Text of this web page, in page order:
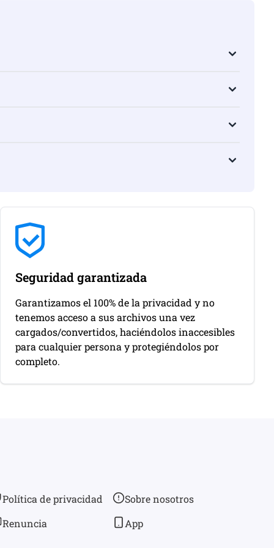
Seguridad garantizada
Garantizamos el 100% de la privacidad y no
tenemos acceso a sus archivos una vez
cargados/convertidos, haciéndolos inaccesibles
para cualquier persona y protegiéndolos por
completo.
Política de privacidad
Renuncia
Sobre nosotros
App